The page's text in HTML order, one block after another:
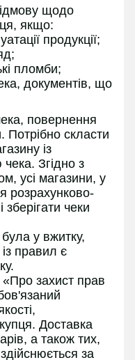
щодо
якщо:
продукції;
пломби;
документів, що
повернення
скласти
із
Згідно з
усі магазини, у
розрахунково-
зберігати чеки
у вжитку,
правил є
«Про захист прав
Доставка
а також тих,
за